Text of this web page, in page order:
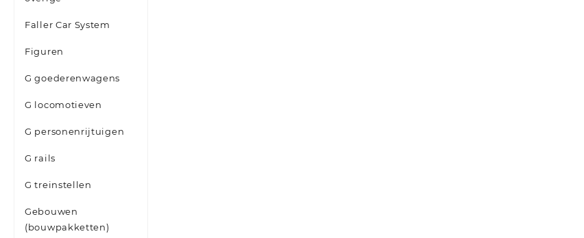
Faller Car System
Figuren
G goederenwagens
G locomotieven
G personenrijtuigen
G rails
G treinstellen
Gebouwen
(bouwpakketten)